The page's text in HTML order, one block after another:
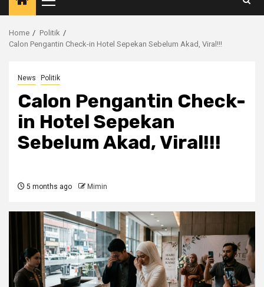
Primary
Menu
Home
Politik
Calon Pengantin Check-in Hotel Sepekan Sebelum Akad, Viral!!!
News Politik
Calon Pengantin Check-
in Hotel Sepekan
Sebelum Akad, Viral!!!
5 months ago Mimin